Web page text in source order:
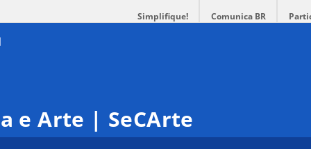
Simplifique! Comunica BR
e Arte | SeCArte